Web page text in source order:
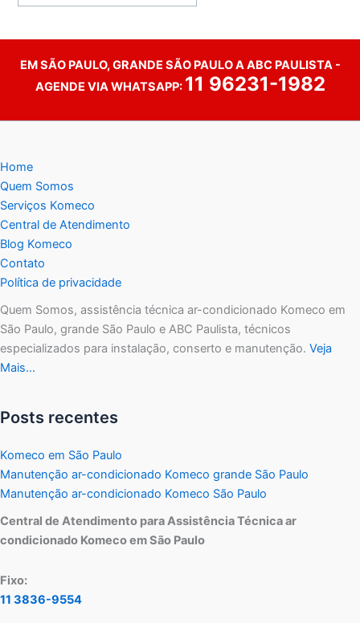
EM SÃO PAULO, GRANDE SÃO PAULO A ABC PAULISTA -
AGENDE VIA WHATSAPP: 11 96231-1982
Home
Quem Somos
Serviços Komeco
Central de Atendimento
Blog Komeco
Contato
Política de privacidade
Quem Somos, assistência técnica ar-condicionado Komeco em
São Paulo, grande São Paulo e ABC Paulista, técnicos
especializados para instalação, conserto e manutenção. Veja
Mais…
Posts recentes
Komeco em São Paulo
Manutenção ar-condicionado Komeco grande São Paulo
Manutenção ar-condicionado Komeco São Paulo
Central de Atendimento para Assistência Técnica ar
condicionado Komeco em São Paulo
Fixo:
11 3836-9554